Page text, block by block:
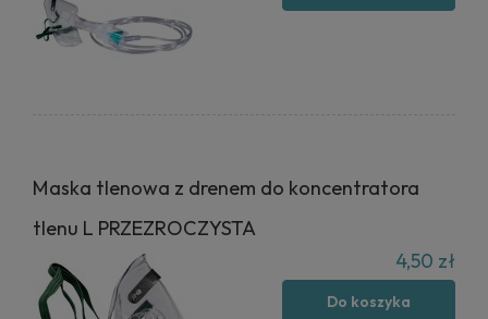
Maska tlenowa z drenem do koncentratora
tlenu L PRZEZROCZYSTA
4,50 zł
Do koszyka